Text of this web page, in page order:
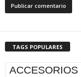
TAGS POPULARES
ACCESORIOS